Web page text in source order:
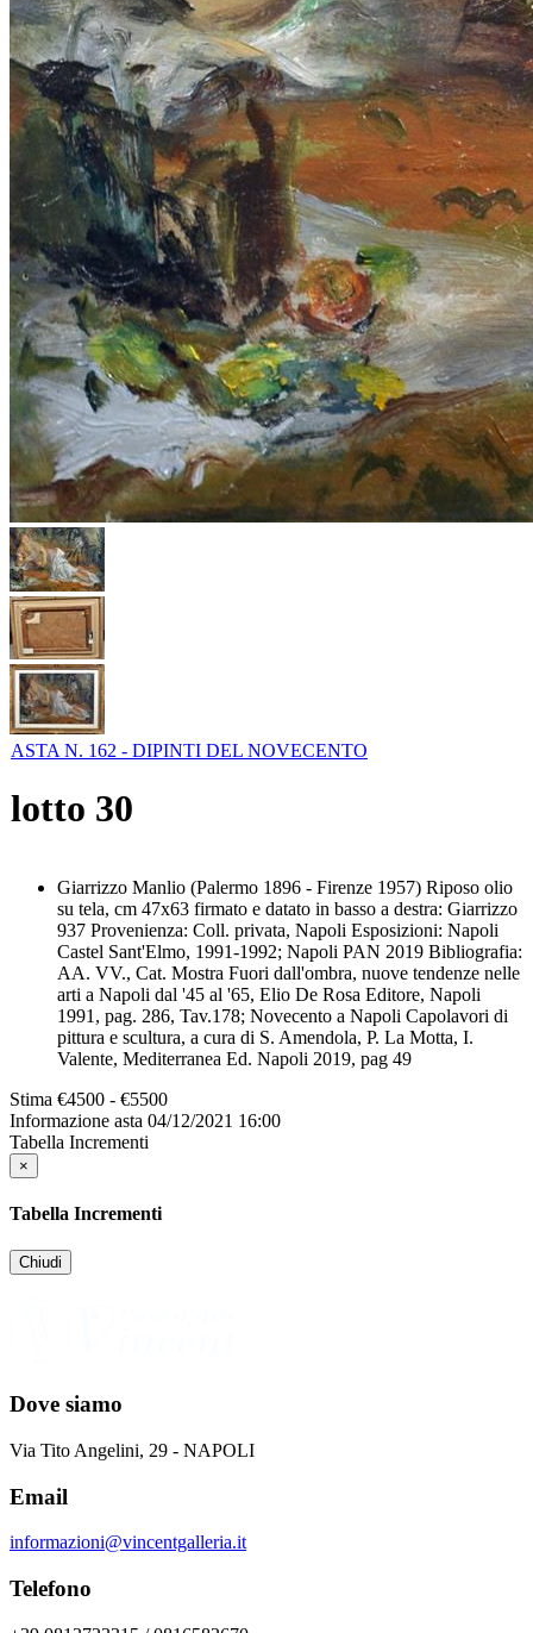
ASTA N. 162 - DIPINTI DEL NOVECENTO
lotto 30
Giarrizzo Manlio (Palermo 1896 - Firenze 1957) Riposo olio
su tela, cm 47x63 firmato e datato in basso a destra: Giarrizzo
937 Provenienza: Coll. privata, Napoli Esposizioni: Napoli
Castel Sant'Elmo, 1991-1992; Napoli PAN 2019 Bibliografia:
AA. VV., Cat. Mostra Fuori dall'ombra, nuove tendenze nelle
arti a Napoli dal '45 al '65, Elio De Rosa Editore, Napoli
1991, pag. 286, Tav.178; Novecento a Napoli Capolavori di
pittura e scultura, a cura di S. Amendola, P. La Motta, I.
Valente, Mediterranea Ed. Napoli 2019, pag 49
Stima €4500 - €5500
Informazione asta 04/12/2021 16:00
Tabella Incrementi
×
Tabella Incrementi
Chiudi
Dove siamo
Via Tito Angelini, 29 - NAPOLI
Email
informazioni@vincentgalleria.it
Telefono